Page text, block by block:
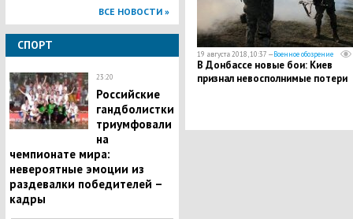
ВСЕ НОВОСТИ »
СПОРТ
23:20
Российские
гандболистки
триумфовали
на
чемпионате мира:
невероятные эмоции из
раздевалки победителей –
кадры
19 августа 2018, 10:37 —Военное обозрение
В Донбассе новые бои: Киев
признал невосполнимые потери